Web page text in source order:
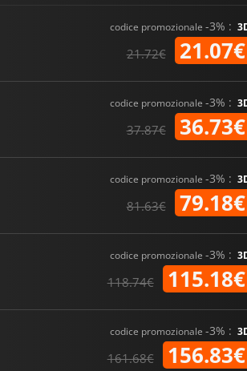
codice promozionale -3% :
21.72€ 21.07€
codice promozionale -3% :
37.87€ 36.73€
codice promozionale -3% :
81.63€ 79.18€
codice promozionale -3% :
118.74€ 115.18€
codice promozionale -3% :
161.68€ 156.83€